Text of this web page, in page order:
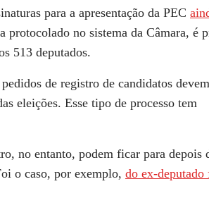
para a apresentação da PEC
protocolado no sistema da Câmara, é
513 deputados.
de registro de candidatos
eleições. Esse tipo de processo tem
no entanto, podem ficar para depois
o caso, por exemplo, do ex-deputado